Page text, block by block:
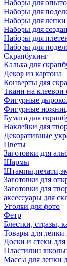
Наборы для
Наборы для
Наборы для
Наборы для
Наборы для
Наборы для
Скрапбукинг
Калька для
Декор из картона
Конверты для
Ткани на клеевой
Фигурные
Фигурные
Бумага для
Наклейки для
Декоративные
Цветы
Заготовки для
Шармы
Заготовки для
Заготовки для
аксессуары для
Уголки для фото
Фетр
Блестки, стразы,
Товары для лепки
Доски и стеки для
Пластилин
Массы для лепки